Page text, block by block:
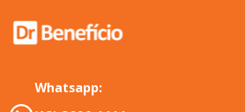
Whatsapp: